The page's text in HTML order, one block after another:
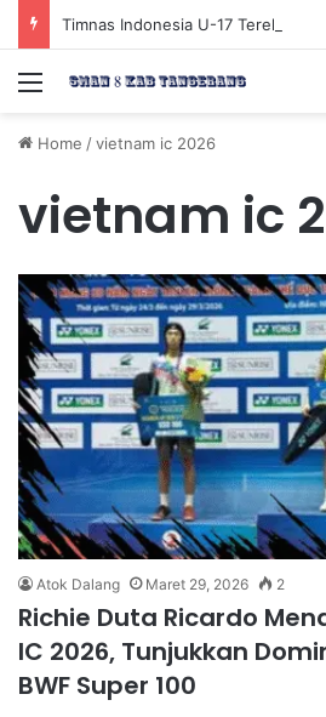
Menu
Home /vietnam ic 2026
vietnam ic
Atok Dalang Maret 29, 2026 2
Richie Duta Ricardo
IC 2026, Tunjukkan
BWF Super 100